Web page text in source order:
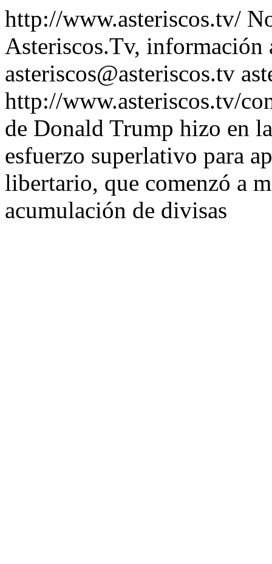
http://www.asteriscos.tv/
Asteriscos.Tv, información
asteriscos@asteriscos.tv
http://www.asteriscos.tv/
de Donald Trump hizo en
esfuerzo superlativo para
libertario, que comenzó a
acumulación de divisas